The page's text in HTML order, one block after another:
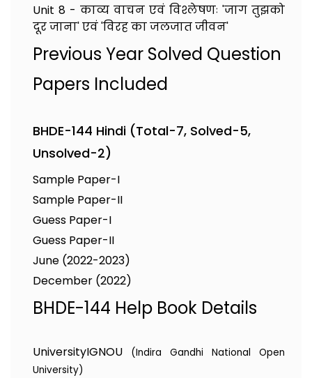
Unit 8 - काव्य वाचन एवं विश्लेषणः 'जाग तुझको
दूर जाना' एवं 'विरह का जलजात जीवन'
Previous Year Solved Question
Papers Included
BHDE-144 Hindi (Total-7, Solved-5,
Unsolved-2)
Sample Paper-I
Sample Paper-II
Guess Paper-I
Guess Paper-II
June (2022-2023)
December (2022)
BHDE-144 Help Book Details
UniversityIGNOU
(Indira Gandhi National Open
University)